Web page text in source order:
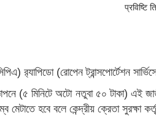
ব়্যাপিডো (রোপেন ট্রান্সপোর্টেশন
(৫ মিনিটে অটো নতুবা ৫০ টাকা)
হবে বলে কেন্দ্রীয় ক্রেতা সুরক্ষা